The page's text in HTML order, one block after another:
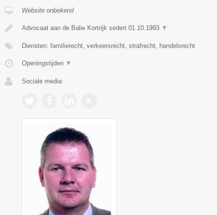
Website onbekend
Advocaat aan de Balie Kortrijk sedert 01.10.1993 ▼
Diensten: familierecht, verkeersrecht, strafrecht, handelsrecht
Openingstijden ▼
Sociale media: